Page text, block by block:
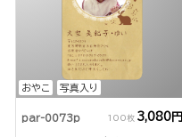
おやこ 写真入り
par-0073p 100枚 3,080円